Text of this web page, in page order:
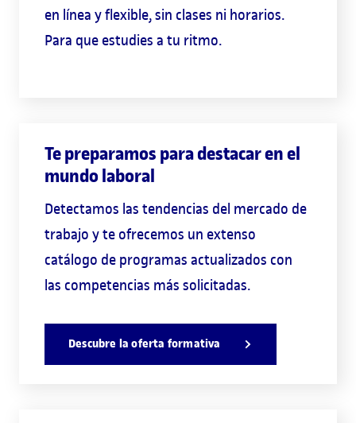
en línea y flexible, sin clases ni horarios.
Para que estudies a tu ritmo.
Te preparamos para destacar en el
mundo laboral
Detectamos las tendencias del mercado de
trabajo y te ofrecemos un extenso
catálogo de programas actualizados con
las competencias más solicitadas.
Descubre la oferta formativa